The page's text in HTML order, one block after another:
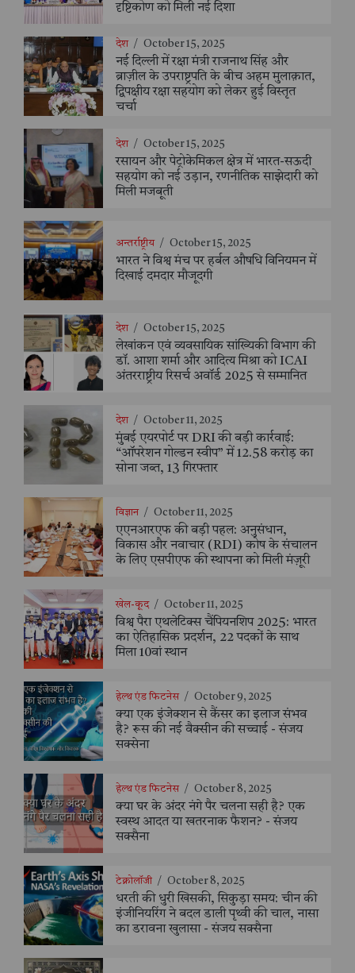
दृष्टिकोण को मिली नई दिशा
देश / October 15, 2025
नई दिल्ली में रक्षा मंत्री राजनाथ सिंह और
ब्राज़ील के उपराष्ट्रपति के बीच अहम मुलाक़ात,
द्विपक्षीय रक्षा सहयोग को लेकर हुई विस्तृत
चर्चा
देश / October 15, 2025
रसायन और पेट्रोकेमिकल क्षेत्र में भारत-सऊदी
सहयोग को नई उड़ान, रणनीतिक साझेदारी को
मिली मजबूती
अन्तर्राष्ट्रीय / October 15, 2025
भारत ने विश्व मंच पर हर्बल औषधि विनियमन में
दिखाई दमदार मौजूदगी
देश / October 15, 2025
लेखांकन एवं व्यवसायिक सांख्यिकी विभाग की
डॉ. आशा शर्मा और आदित्य मिश्रा को ICAI
अंतरराष्ट्रीय रिसर्च अवॉर्ड 2025 से सम्मानित
देश / October 11, 2025
मुंबई एयरपोर्ट पर DRI की बड़ी कार्रवाई:
“ऑपरेशन गोल्डन स्वीप” में 12.58 करोड़ का
सोना जब्त, 13 गिरफ्तार
विज्ञान / October 11, 2025
एएनआरएफ की बड़ी पहल: अनुसंधान,
विकास और नवाचार (RDI) कोष के संचालन
के लिए एसपीएफ की स्थापना को मिली मंज़ूरी
खेल-कूद / October 11, 2025
विश्व पैरा एथलेटिक्स चैंपियनशिप 2025: भारत
का ऐतिहासिक प्रदर्शन, 22 पदकों के साथ
मिला 10वां स्थान
हेल्थ एंड फिटनेस / October 9, 2025
क्या एक इंजेक्शन से कैंसर का इलाज संभव
है? रूस की नई वैक्सीन की सच्चाई - संजय
सक्सेना
हेल्थ एंड फिटनेस / October 8, 2025
क्या घर के अंदर नंगे पैर चलना सही है? एक
स्वस्थ आदत या खतरनाक फैशन? - संजय
सक्सैना
टेक्नोलॉजी / October 8, 2025
धरती की धुरी खिसकी, सिकुड़ा समय: चीन की
इंजीनियरिंग ने बदल डाली पृथ्वी की चाल, नासा
का डरावना खुलासा - संजय सक्सैना